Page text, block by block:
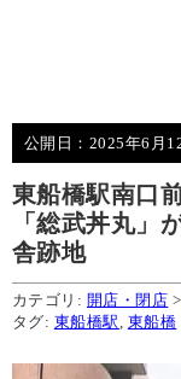
公開日： 2025年6月
東船橋駅南口
「総武丼丸」
舎跡地
カテゴリ: 開店・閉店 >
タグ: 東船橋駅 東船橋